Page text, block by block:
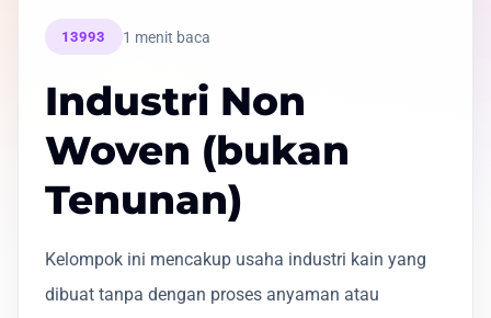
13993 1 menit baca
Industri Non
Woven (bukan
Tenunan)
Kelompok ini mencakup usaha industri kain yang
dibuat tanpa dengan proses anyaman atau